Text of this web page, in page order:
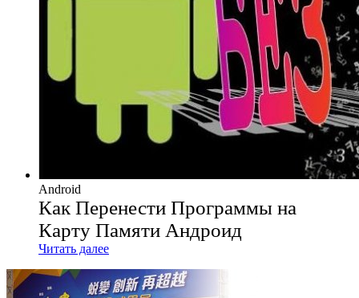
Android
Как Перенести Программы на
Карту Памяти Андроид
Читать далее